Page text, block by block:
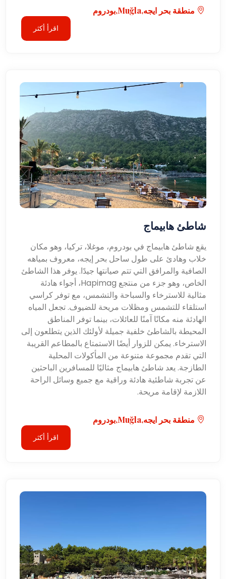
منطقة بحر ايجه,Muğla,بودروم
اقرأ أكثر
شاطئ هابيماج
يقع شاطئ هابيماج في بودروم، موغلا، تركيا، وهو مكان
خلاب وهادئ على طول ساحل بحر إيجه، معروف بمياهه
الصافية والمرافق التي تتم صيانتها جيدًا. يوفر هذا الشاطئ
الخاص، وهو جزء من منتجع Hapimag، أجواء هادئة
مثالية للاسترخاء والسباحة والتشمس، مع توفر كراسي
استلقاء للتشمس ومظلات مريحة للضيوف. تجعل المياه
الهادئة منه مكانًا آمنًا للعائلات، بينما توفر المناطق
المحيطة بالشاطئ خلفية جميلة لأولئك الذين يتطلعون إلى
الاسترخاء. يمكن للزوار أيضًا الاستمتاع بالمطاعم القريبة
التي تقدم مجموعة متنوعة من المأكولات المحلية
الطازجة. يعد شاطئ هابيماج مثاليًا للمسافرين الباحثين
عن تجربة شاطئية هادئة وراقية مع جميع وسائل الراحة
اللازمة لإقامة مريحة.
منطقة بحر ايجه,Muğla,بودروم
اقرأ أكثر